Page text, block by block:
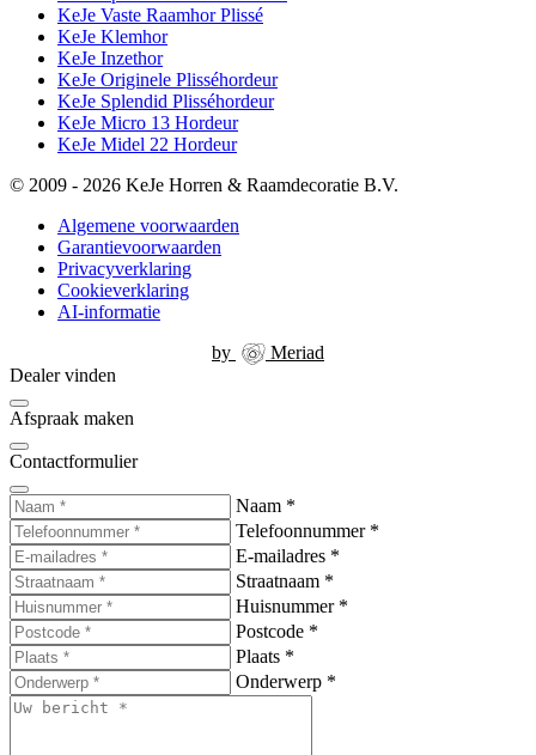
KeJe Vaste Raamhor Plissé
KeJe Klemhor
KeJe Inzethor
KeJe Originele Plisséhordeur
KeJe Splendid Plisséhordeur
KeJe Micro 13 Hordeur
KeJe Midel 22 Hordeur
© 2009 - 2026 KeJe Horren & Raamdecoratie B.V.
Algemene voorwaarden
Garantievoorwaarden
Privacyverklaring
Cookieverklaring
AI-informatie
by
Meriad
Dealer vinden
Afspraak maken
Contactformulier
Naam *
Telefoonnummer *
E-mailadres *
Straatnaam *
Huisnummer *
Postcode *
Plaats *
Onderwerp *